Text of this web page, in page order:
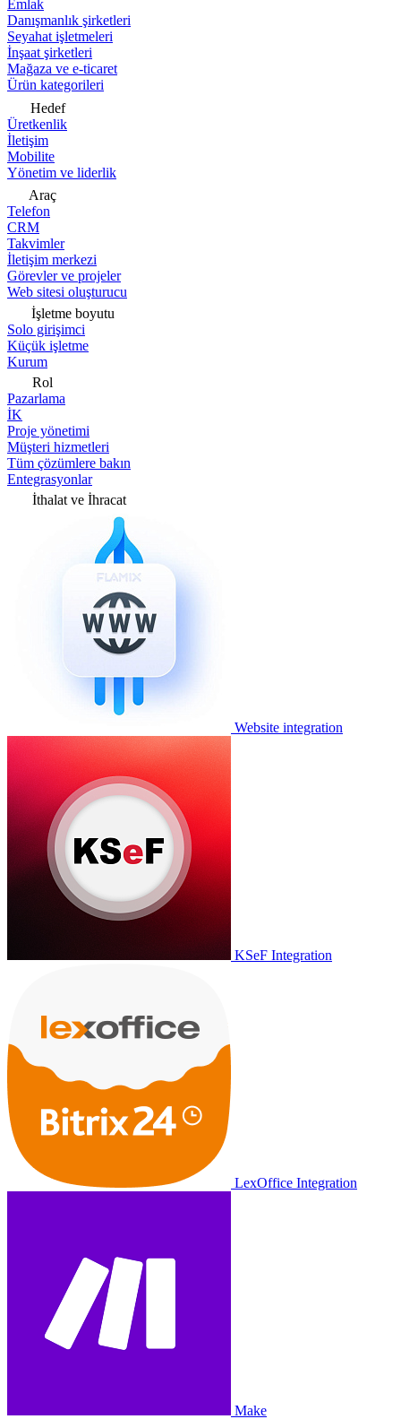
Emlak
Danışmanlık şirketleri
Seyahat işletmeleri
İnşaat şirketleri
Mağaza ve e-ticaret
Ürün kategorileri
Hedef
Üretkenlik
İletişim
Mobilite
Yönetim ve liderlik
Araç
Telefon
CRM
Takvimler
İletişim merkezi
Görevler ve projeler
Web sitesi oluşturucu
İşletme boyutu
Solo girişimci
Küçük işletme
Kurum
Rol
Pazarlama
İK
Proje yönetimi
Müşteri hizmetleri
Tüm çözümlere bakın
Entegrasyonlar
İthalat ve İhracat
Website integration
KSeF Integration
LexOffice Integration
Make